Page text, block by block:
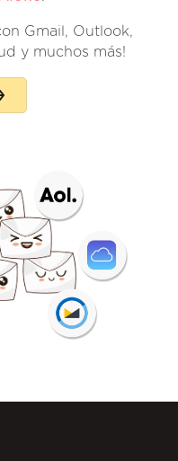
Gmail, Outlook,
y muchos más!